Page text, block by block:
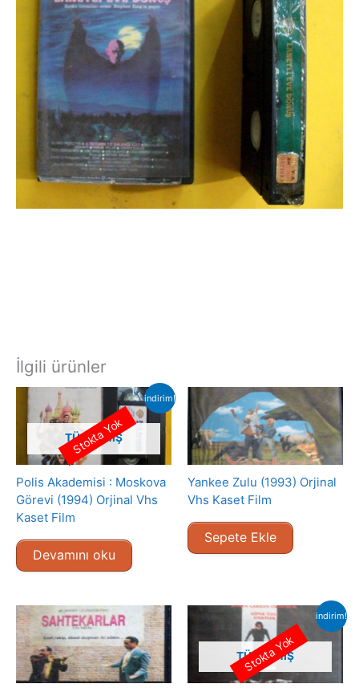
İlgili ürünler
indirim!
TÜKENMIŞ
Polis Akademisi : Moskova
Görevi (1994) Orjinal Vhs
Kaset Film
Devamını oku
Stokta Yok
Yankee Zulu (1993) Orjinal
Vhs Kaset Film
Sepete Ekle
indirim!
TÜKENMIŞ
Stokta Yok